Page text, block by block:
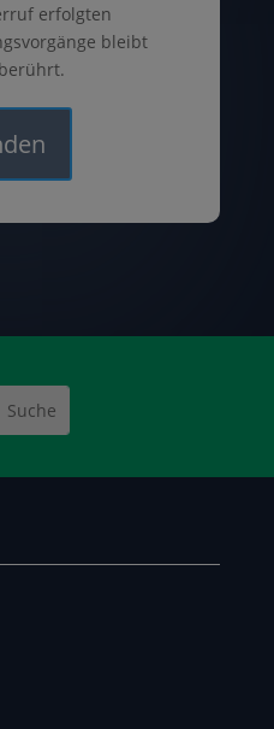
erfolgten
bleibt